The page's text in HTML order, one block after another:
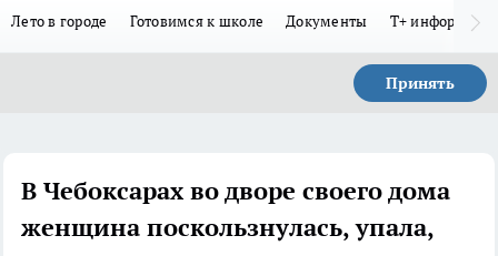
Лето в городе Готовимся к школе Документы Т+
Принять
В Чебоксарах во дворе своего дома
женщина поскользнулась, упала,